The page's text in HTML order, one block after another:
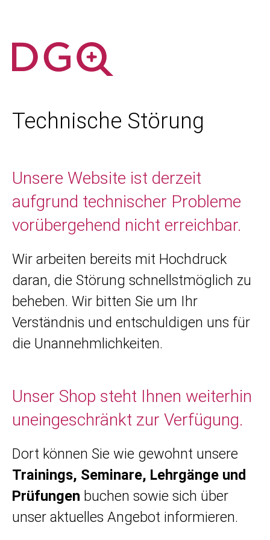
Technische Störung
Unsere Website ist derzeit
aufgrund technischer Probleme
vorübergehend nicht erreichbar.
Wir arbeiten bereits mit Hochdruck
daran, die Störung schnellstmöglich zu
beheben. Wir bitten Sie um Ihr
Verständnis und entschuldigen uns für
die Unannehmlichkeiten.
Unser Shop steht Ihnen weiterhin
uneingeschränkt zur Verfügung.
Dort können Sie wie gewohnt unsere
Trainings, Seminare, Lehrgänge und
Prüfungen buchen sowie sich über
unser aktuelles Angebot informieren.